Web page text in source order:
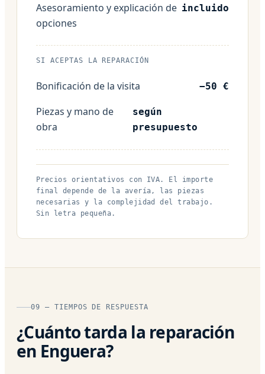
Asesoramiento y explicación de
opciones
incluido
SI ACEPTAS LA REPARACIÓN
Bonificación de la visita −50 €
Piezas y mano de
obra
según
presupuesto
Precios orientativos con IVA. El importe
final depende de la avería, las piezas
necesarias y la complejidad del trabajo.
Sin letra pequeña.
09 — TIEMPOS DE RESPUESTA
¿Cuánto tarda la reparación
en Enguera?